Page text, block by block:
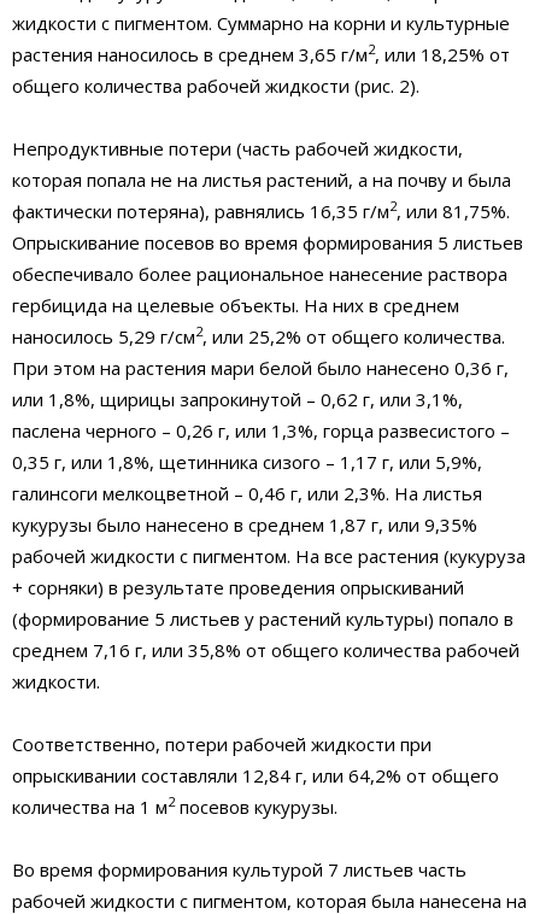
жидкости с пигментом. Суммарно на корни и культурные
растения наносилось в среднем 3,65 г/м2, или 18,25% от
общего количества рабочей жидкости (рис. 2).
Непродуктивные потери (часть рабочей жидкости,
которая попала не на листья растений, а на почву и была
фактически потеряна), равнялись 16,35 г/м2, или 81,75%.
Опрыскивание посевов во время формирования 5 листьев
обеспечивало более рациональное нанесение раствора
гербицида на целевые объекты. На них в среднем
наносилось 5,29 г/см2, или 25,2% от общего количества.
При этом на растения мари белой было нанесено 0,36 г,
или 1,8%, щирицы запрокинутой – 0,62 г, или 3,1%,
паслена черного – 0,26 г, или 1,3%, горца развесистого –
0,35 г, или 1,8%, щетинника сизого – 1,17 г, или 5,9%,
галинсоги мелкоцветной – 0,46 г, или 2,3%. На листья
кукурузы было нанесено в среднем 1,87 г, или 9,35%
рабочей жидкости с пигментом. На все растения (кукуруза
+ сорняки) в результате проведения опрыскиваний
(формирование 5 листьев у растений культуры) попало в
среднем 7,16 г, или 35,8% от общего количества рабочей
жидкости.
Соответственно, потери рабочей жидкости при
опрыскивании составляли 12,84 г, или 64,2% от общего
количества на 1 м2посевов кукурузы.
Во время формирования культурой 7 листьев часть
рабочей жидкости с пигментом, которая была нанесена на